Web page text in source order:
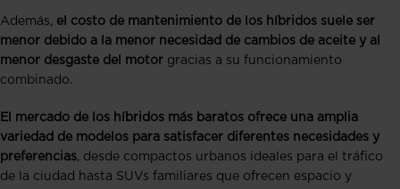
Además, el costo de mantenimiento de los híbridos suele ser
menor debido a la menor necesidad de cambios de aceite y al
menor desgaste del motor gracias a su funcionamiento
combinado.
El mercado de los híbridos más baratos ofrece una amplia
variedad de modelos para satisfacer diferentes necesidades y
preferencias, desde compactos urbanos ideales para el tráfico
de la ciudad hasta SUVs familiares que ofrecen espacio y